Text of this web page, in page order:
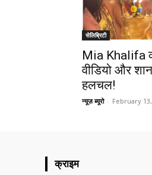
सेलिब्रिटी
Mia Khalifa
वीडियो और
हलचल!
न्यूज़ ब्यूरो - February
क्राइम